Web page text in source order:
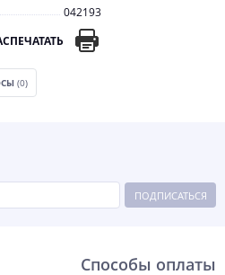
042193
(0)
ПОДПИСАТЬСЯ
Способы оплаты